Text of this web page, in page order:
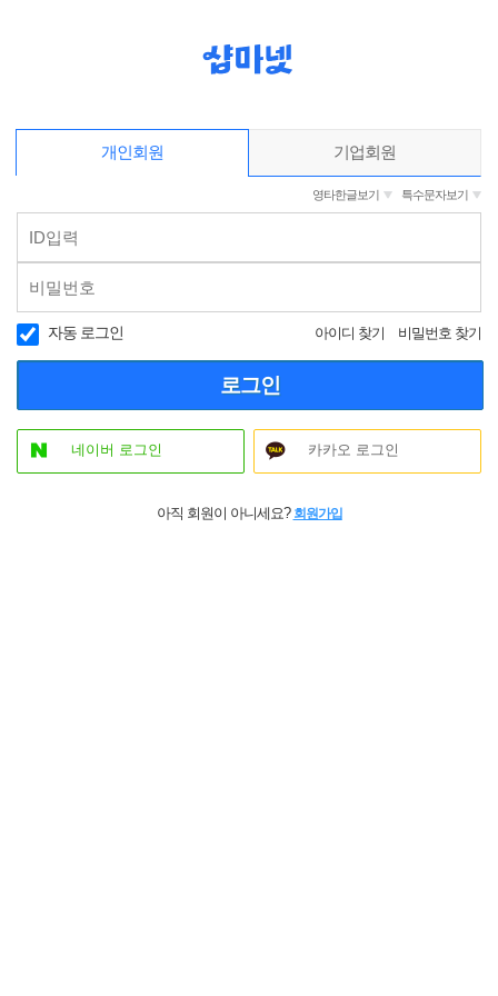
개인회원 기업회원
영타한글보기 특수문자보기
자동 로그인 아이디 찾기 비밀번호 찾기
로그인
네이버 로그인 카카오 로그인
아직 회원이 아니세요? 회원가입